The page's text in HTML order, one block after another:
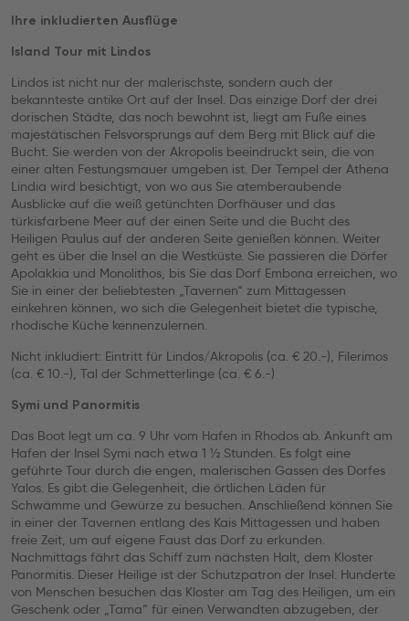
Ihre inkludierten Ausflüge
Island Tour mit Lindos
Lindos ist nicht nur der malerischste, sondern auch der
bekannteste antike Ort auf der Insel. Das einzige Dorf der drei
dorischen Städte, das noch bewohnt ist, liegt am Fuße eines
majestätischen Felsvorsprungs auf dem Berg mit Blick auf die
Bucht. Sie werden von der Akropolis beeindruckt sein, die von
einer alten Festungsmauer umgeben ist. Der Tempel der Athena
Lindia wird besichtigt, von wo aus Sie atemberaubende
Ausblicke auf die weiß getünchten Dorfhäuser und das
türkisfarbene Meer auf der einen Seite und die Bucht des
Heiligen Paulus auf der anderen Seite genießen können. Weiter
geht es über die Insel an die Westküste. Sie passieren die Dörfer
Apolakkia und Monolithos, bis Sie das Dorf Embona erreichen, wo
Sie in einer der beliebtesten „Tavernen“ zum Mittagessen
einkehren können, wo sich die Gelegenheit bietet die typische,
rhodische Küche kennenzulernen.
Nicht inkludiert: Eintritt für Lindos/Akropolis (ca. € 20.-), Filerimos
(ca. € 10.-), Tal der Schmetterlinge (ca. € 6.-)
Symi und Panormitis
Das Boot legt um ca. 9 Uhr vom Hafen in Rhodos ab. Ankunft am
Hafen der Insel Symi nach etwa 1 ½ Stunden. Es folgt eine
geführte Tour durch die engen, malerischen Gassen des Dorfes
Yalos. Es gibt die Gelegenheit, die örtlichen Läden für
Schwämme und Gewürze zu besuchen. Anschließend können Sie
in einer der Tavernen entlang des Kais Mittagessen und haben
freie Zeit, um auf eigene Faust das Dorf zu erkunden.
Nachmittags fährt das Schiff zum nächsten Halt, dem Kloster
Panormitis. Dieser Heilige ist der Schutzpatron der Insel. Hunderte
von Menschen besuchen das Kloster am Tag des Heiligen, um ein
Geschenk oder „Tama“ für einen Verwandten abzugeben, der